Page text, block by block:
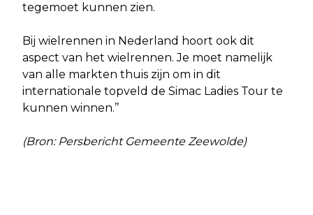
tegemoet kunnen zien.
Bij wielrennen in Nederland hoort ook dit
aspect van het wielrennen. Je moet namelijk
van alle markten thuis zijn om in dit
internationale topveld de Simac Ladies Tour te
kunnen winnen.’’
(Bron: Persbericht Gemeente Zeewolde)